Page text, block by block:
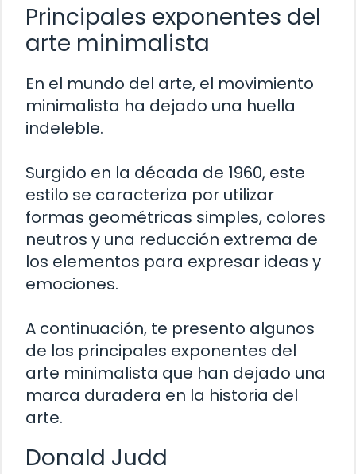
Principales exponentes del
arte minimalista
En el mundo del arte, el movimiento
minimalista ha dejado una huella
indeleble.
Surgido en la década de 1960, este
estilo se caracteriza por utilizar
formas geométricas simples, colores
neutros y una reducción extrema de
los elementos para expresar ideas y
emociones.
A continuación, te presento algunos
de los principales exponentes del
arte minimalista que han dejado una
marca duradera en la historia del
arte.
Donald Judd